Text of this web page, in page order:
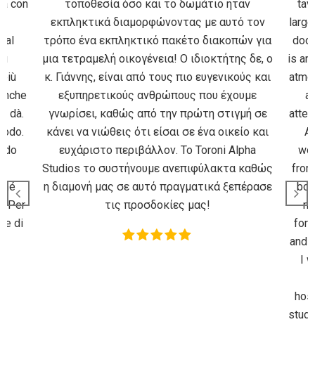
όσο και το δωμάτιο ήταν
διαμορφώνοντας με αυτό τον
εκπληκτικό πακέτο διακοπών για
οικογένεια! Ο ιδιοκτήτης δε, ο
είναι από τους πιο ευγενικούς και
ανθρώπους που έχουμε
καθώς από την πρώτη στιγμή σε
νιώθεις ότι είσαι σε ένα οικείο και
περιβάλλον. Το Toroni Alpha
συστήνουμε ανεπιφύλακτα καθώς
μας σε αυτό πραγματικά ξεπέρασε
τις προσδοκίες μας!
taverns and shops
large free parking
door. The owner of
is an amazing person,
atmosphere as if you
and feature in the
attention and love.
All is clean and
working conditions!
from him a very
bottle of local wine
nice! During our
forecasts and
and what to see
I would highly
hospitality before.
studio can be rated